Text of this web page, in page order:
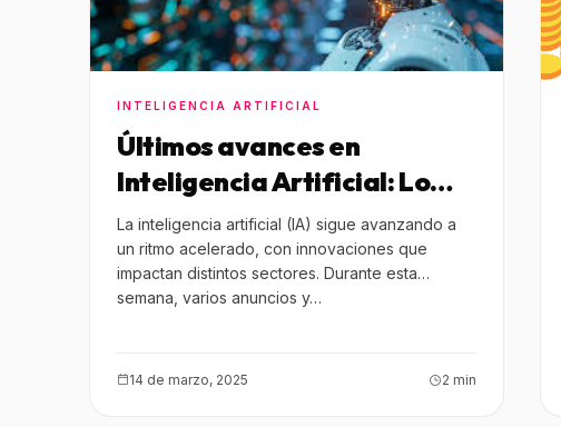
INTELIGENCIA ARTIFICIAL
Últimos avances en
Inteligencia Artificial: Lo
más relevante de esta
semana
La inteligencia artificial (IA) sigue avanzando a
un ritmo acelerado, con innovaciones que
impactan distintos sectores. Durante esta
semana, varios anuncios y…
14 de marzo, 2025 2 min